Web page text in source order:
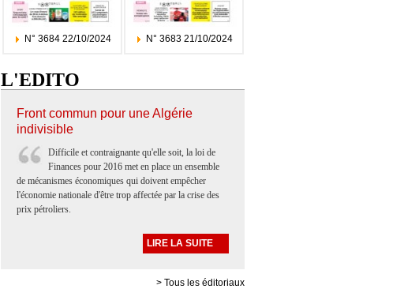
N° 3684 22/10/2024 N° 3683 21/10/2024
L'EDITO
Front commun pour une Algérie
indivisible
Difficile et contraignante qu'elle soit, la loi de
Finances pour 2016 met en place un ensemble
de mécanismes économiques qui doivent empêcher
l'économie nationale d'être trop affectée par la crise des
prix pétroliers.
LIRE LA SUITE
> Tous les éditoriaux